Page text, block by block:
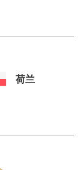
荷兰